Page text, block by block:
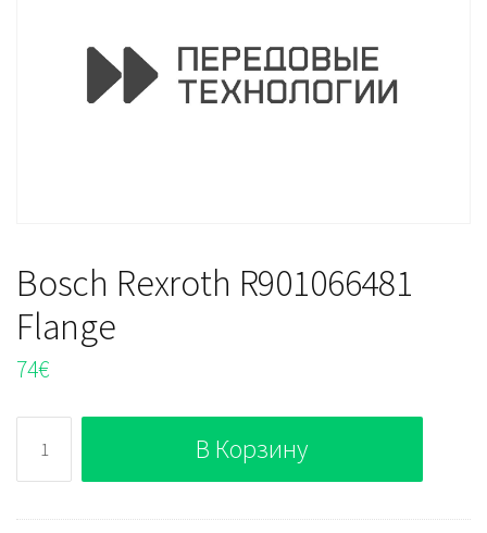
Bosch Rexroth R901066481
Flange
74€
Bosch
Rexroth
R901066481
В Корзину